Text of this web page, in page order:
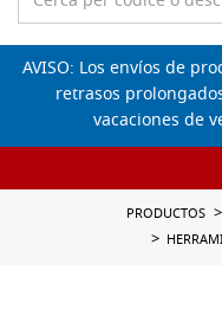
AVISO: Los envíos de
retrasos
vacaciones de
PRODUCTOS